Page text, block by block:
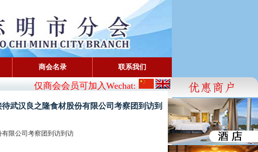
商会名录 联系我们
仅商会会员可加入Wechat:CBA_SG- FaceBook:
武汉良之隆食材股份有限公司考察团到访到
限公司考察团到访到访